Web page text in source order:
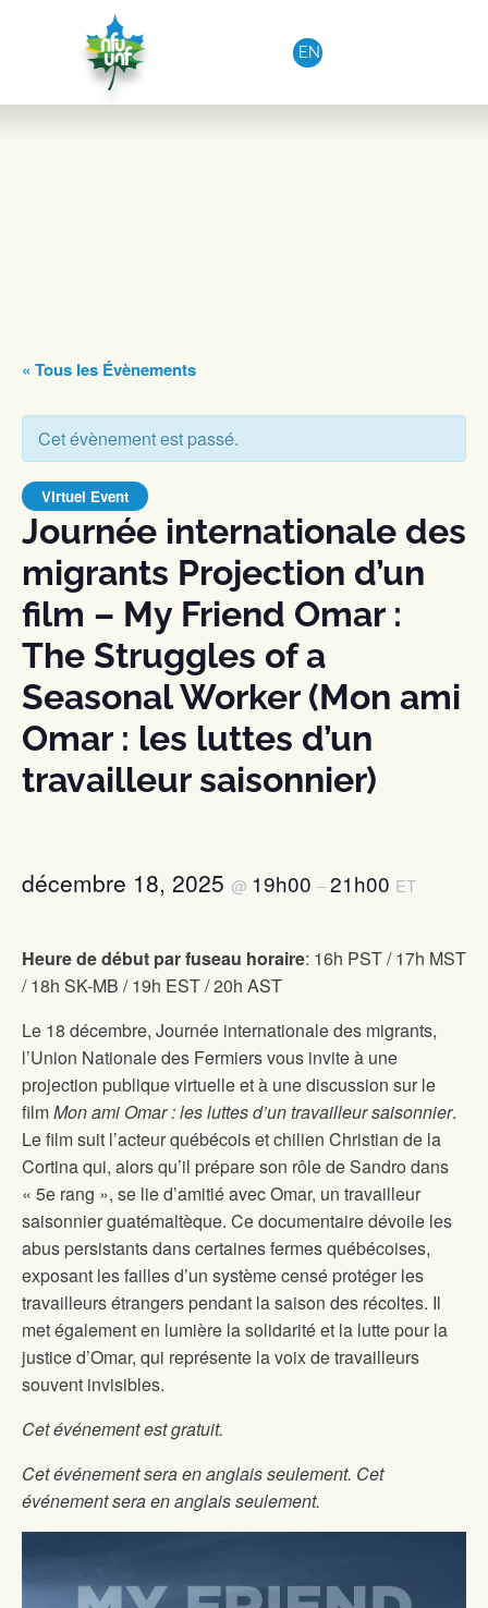
Aller au contenu
EN
« Tous les Évènements
Cet évènement est passé.
Journée internationale des
migrants Projection d’un
film – My Friend Omar :
The Struggles of a
Seasonal Worker (Mon ami
Omar : les luttes d’un
travailleur saisonnier)
Virtuel Event
Heure de début par fuseau horaire: 16h PST / 17h MST
/ 18h SK-MB / 19h EST / 20h AST
Le 18 décembre, Journée internationale des migrants,
l’Union Nationale des Fermiers vous invite à une
projection publique virtuelle et à une discussion sur le
filmMon ami Omar : les luttes d’un travailleur saisonnier.
Le film suit l’acteur québécois et chilien Christian de la
Cortina qui, alors qu’il prépare son rôle de Sandro dans
« 5e rang », se lie d’amitié avec Omar, un travailleur
saisonnier guatémaltèque. Ce documentaire dévoile les
abus persistants dans certaines fermes québécoises,
exposant les failles d’un système censé protéger les
travailleurs étrangers pendant la saison des récoltes. Il
met également en lumière la solidarité et la lutte pour la
justice d’Omar, qui représente la voix de travailleurs
souvent invisibles.
Cet événement est gratuit.
Cet événement sera en anglais seulement. Cet
événement sera en anglais seulement.
décembre 18, 2025 @ 19h00 –21h00 ET